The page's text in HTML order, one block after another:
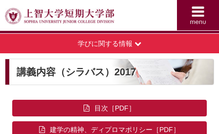
学びに関する情報
講義内容（シラバス）2017
目次
建学の精神、ディプロマポリシー